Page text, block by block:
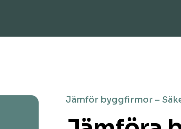
Jämför byggfirmor –